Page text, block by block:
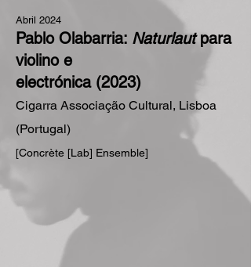
Abril 2024
Pablo Olabarria: Naturlautpara
violino e
electrónica (2023)
Cigarra Associação Cultural, Lisboa
(Portugal)
[Concrète [Lab] Ensemble]